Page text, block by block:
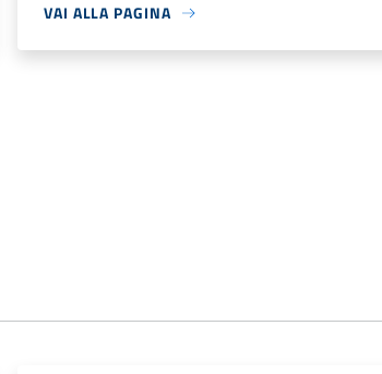
VAI ALLA PAGINA